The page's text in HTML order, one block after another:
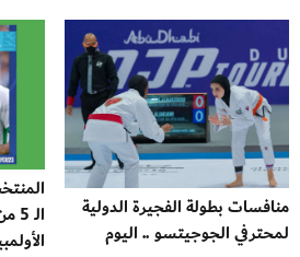
منافسات بطولة الفجيرة الدولية
لمحترفي الجوجيتسو .. اليوم